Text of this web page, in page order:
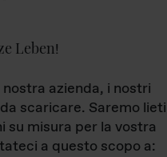
Leben!
azienda, i nostri
scaricare. Saremo lieti
misura per la vostra
a questo scopo a: